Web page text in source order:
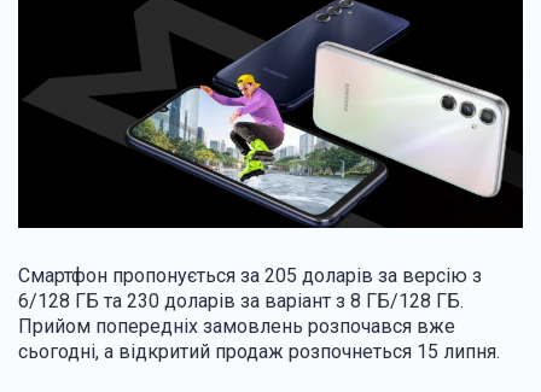
Смартфон пропонується за 205 доларів за версію з
6/128 ГБ та 230 доларів за варіант з 8 ГБ/128 ГБ.
Прийом попередніх замовлень розпочався вже
сьогодні, а відкритий продаж розпочнеться 15 липня.